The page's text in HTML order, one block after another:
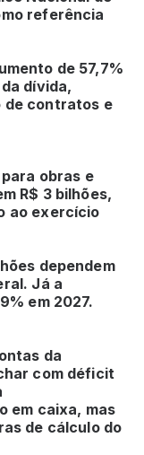
referência
de 57,7%
dívida,
de contratos e
obras e
R$ 3 bilhões,
ao exercício
dependem
Já a
em 2027.
da
com déficit
em caixa, mas
de cálculo do